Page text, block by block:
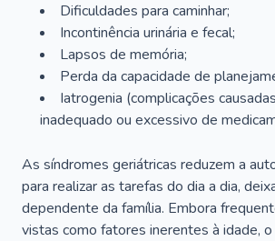
Dificuldades para caminhar;
Incontinência urinária e fecal;
Lapsos de memória;
Perda da capacidade de
Iatrogenia (complicações
inadequado ou excessivo de
As síndromes geriátricas reduzem a
para realizar as tarefas do dia a dia,
dependente da família. Embora
vistas como fatores inerentes à idade,